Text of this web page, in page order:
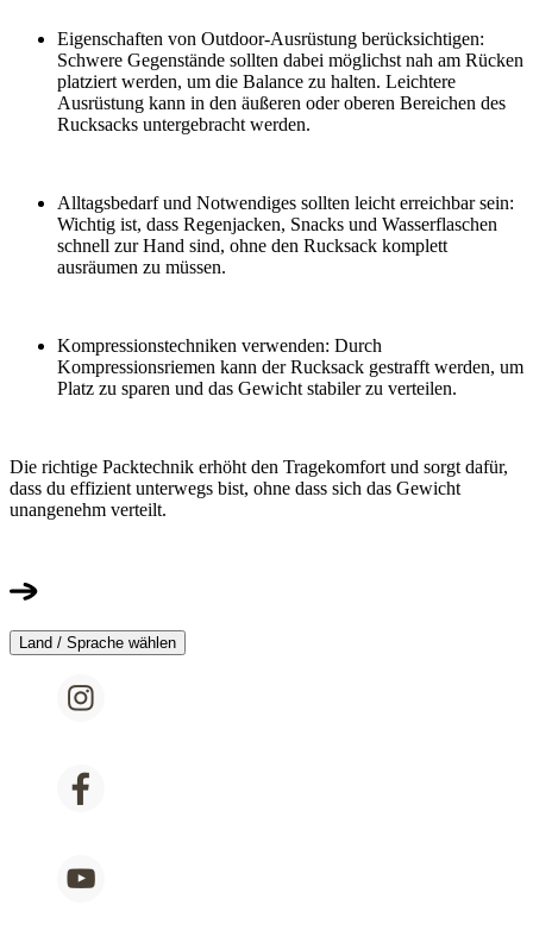
Eigenschaften von Outdoor-Ausrüstung berücksichtigen:
Schwere Gegenstände sollten dabei möglichst nah am Rücken
platziert werden, um die Balance zu halten. Leichtere
Ausrüstung kann in den äußeren oder oberen Bereichen des
Rucksacks untergebracht werden.
Alltagsbedarf und Notwendiges sollten leicht erreichbar sein:
Wichtig ist, dass Regenjacken, Snacks und Wasserflaschen
schnell zur Hand sind, ohne den Rucksack komplett
ausräumen zu müssen.
Kompressionstechniken verwenden: Durch
Kompressionsriemen kann der Rucksack gestrafft werden, um
Platz zu sparen und das Gewicht stabiler zu verteilen.
Die richtige Packtechnik erhöht den Tragekomfort und sorgt dafür,
dass du effizient unterwegs bist, ohne dass sich das Gewicht
unangenehm verteilt.
Land / Sprache wählen